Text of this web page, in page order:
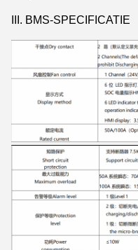
III. BMS-SPECIFICATIE